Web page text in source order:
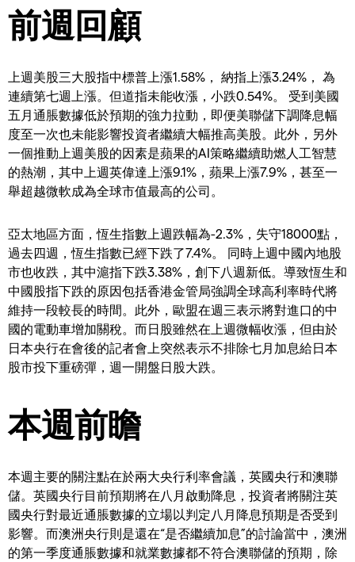
前週回顧
上週美股三大股指中標普上漲1.58%， 納指上漲3.24%， 為
連續第七週上漲。但道指未能收漲，小跌0.54%。 受到美國
五月通脹數據低於預期的強力拉動，即便美聯儲下調降息幅
度至一次也未能影響投資者繼續大幅推高美股。此外，另外
一個推動上週美股的因素是蘋果的AI策略繼續助燃人工智慧
的熱潮，其中上週英偉達上漲9.1%，蘋果上漲7.9%，甚至一
舉超越微軟成為全球市值最高的公司。
亞太地區方面，恆生指數上週跌幅為-2.3%，失守18000點，
過去四週，恆生指數已經下跌了7.4%。 同時上週中國內地股
市也收跌，其中滬指下跌3.38%，創下八週新低。導致恆生和
中國股指下跌的原因包括香港金管局強調全球高利率時代將
維持一段較長的時間。此外，歐盟在週三表示將對進口的中
國的電動車增加關稅。而日股雖然在上週微幅收漲，但由於
日本央行在會後的記者會上突然表示不排除七月加息給日本
股市投下重磅彈，週一開盤日股大跌。
本週前瞻
本週主要的關注點在於兩大央行利率會議，英國央行和澳聯
儲。英國央行目前預期將在八月啟動降息，投資者將關注英
國央行對最近通脹數據的立場以判定八月降息預期是否受到
影響。而澳洲央行則是還在“是否繼續加息”的討論當中，澳洲
的第一季度通脹數據和就業數據都不符合澳聯儲的預期，除